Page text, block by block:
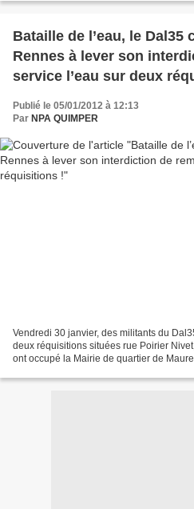
Bataille de l’eau, le Dal35
Rennes à lever son
service l’eau sur deux
Publié le 05/01/2012 à 12:13
Par NPA QUIMPER
Vendredi 30 janvier, des militants du
deux réquisitions situées rue Poirier
ont occupé la Mairie de quartier de